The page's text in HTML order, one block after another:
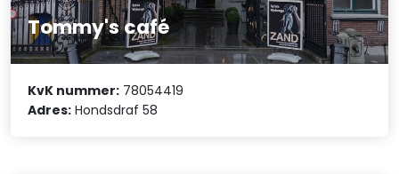
Tommy's café
KvK nummer: 78054419
Adres: Hondsdraf 58